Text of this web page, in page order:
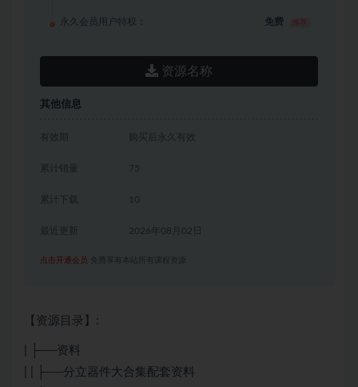
永久会员用户特权： 免费
资源名称
其他信息
有效期 购买后永久有效
累计销量 75
累计下载 10
2026年08月02日
点击开通会员 免费享有本站所有课程资源
【资源目录】:
| ├──资料
| | ├──分立器件大合集配套资料